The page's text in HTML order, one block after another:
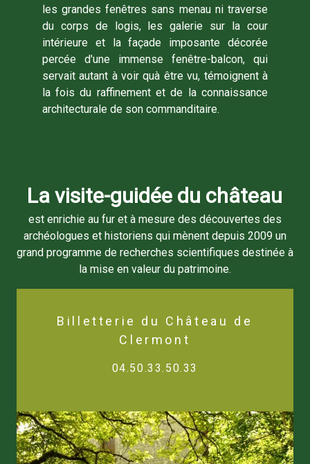
les grandes fenêtres sans menau ni traverse
du corps de logis, les galerie sur la cour
intérieure et la façade imposante décorée
percée d'une immense fenêtre-balcon, qui
servait autant à voir quà être vu, témoignent à
la fois du raffinement et de la connaissance
architecturale de son commanditaire.
La visite-guidée du château
est enrichie au fur et à mesure des découvertes des
archéologues et historiens qui mènent depuis 2009 un
grand programme de recherches scientifiques destinée à
la mise en valeur du patrimoine.
Billetterie du Château de
Clermont
04.50.33.50.33